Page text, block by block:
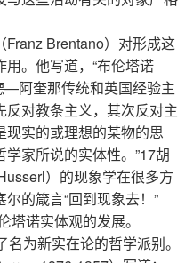
Brentano）对形成这
。他写道，“布伦塔诺
—阿奎那传统和英国经验主
反对教条主义，其次反对主
实的或理想的某物的思
家所说的实体性。”17胡
）的现象学在很多方
的箴言“回到现象去！”
塔诺实体观的发展。
为新实在论的哲学派别。